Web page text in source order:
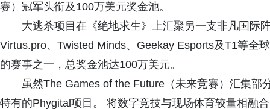
赛）冠军头衔及100万美元奖金池。
大逃杀项目在《绝地求生》上汇聚另一支非凡国际
Virtus.pro、Twisted Minds、Geekay Esports及T1等全
的赛事之一，总奖金池达100万美元。
虽然The Games of the Future（未来竞赛）汇集部
特有的Phygital项目。 将数字竞技与现场体育较量相融